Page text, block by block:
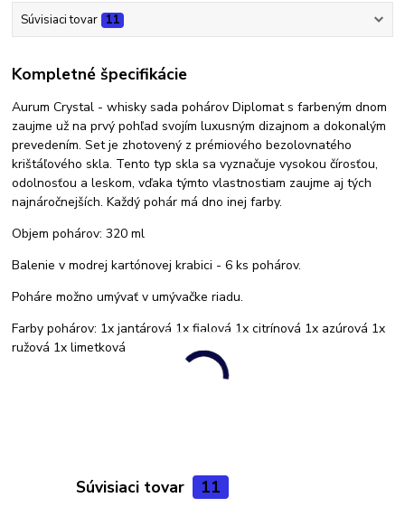
Súvisiaci tovar 11
Kompletné špecifikácie
Aurum Crystal - whisky sada pohárov Diplomat s farbeným dnom
zaujme už na prvý pohľad svojím luxusným dizajnom a dokonalým
prevedením. Set je zhotovený z prémiového bezolovnatého
krištáľového skla. Tento typ skla sa vyznačuje vysokou čírosťou,
odolnosťou a leskom, vďaka týmto vlastnostiam zaujme aj tých
najnáročnejších. Každý pohár má dno inej farby.
Objem pohárov: 320 ml
Balenie v modrej kartónovej krabici - 6 ks pohárov.
Poháre možno umývať v umývačke riadu.
Farby pohárov: 1x jantárová 1x fialová 1x citrínová 1x azúrová 1x
ružová 1x limetková
Súvisiaci tovar 11